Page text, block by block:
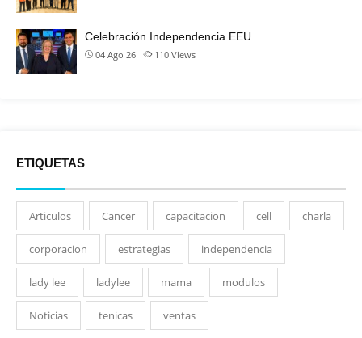
Celebración Independencia EEU
04 Ago 26 110 Views
ETIQUETAS
Articulos Cancer capacitacion cell charla
corporacion estrategias independencia
lady lee ladylee mama modulos
Noticias tenicas ventas